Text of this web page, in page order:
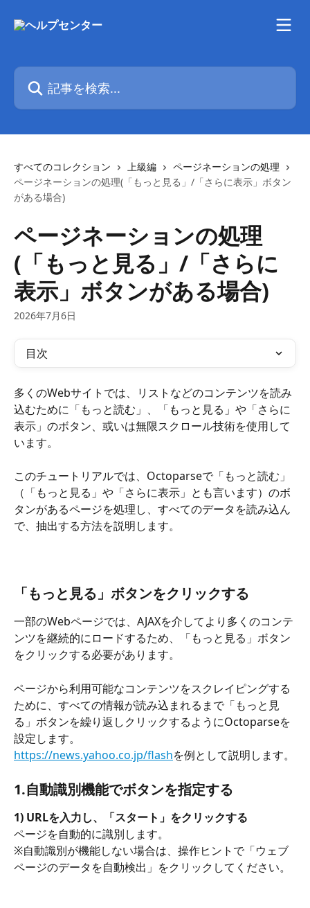
記事を検索...
すべてのコレクション 上級編
ページネーションの処理
ページネーションの処理(「もっと見る」/「さらに表示」ボタン
がある場合)
ページネーションの処理
(「もっと見る」/「さらに
表示」ボタンがある場合)
2026年7月6日
目次
多くのWebサイトでは、リストなどのコンテンツを読み
込むために「もっと読む」、「もっと見る」や「さらに
表示」のボタン、或いは無限スクロール技術を使用して
います。
このチュートリアルでは、Octoparseで「もっと読む」
（「もっと見る」や「さらに表示」とも言います）のボ
タンがあるページを処理し、すべてのデータを読み込ん
で、抽出する方法を説明します。
「もっと見る」ボタンをクリックする
一部のWebページでは、AJAXを介してより多くのコンテ
ンツを継続的にロードするため、「もっと見る」ボタン
をクリックする必要があります。
ページから利用可能なコンテンツをスクレイピングする
ために、すべての情報が読み込まれるまで「もっと見
る」ボタンを繰り返しクリックするようにOctoparseを
設定します。
https://news.yahoo.co.jp/flashを例として説明します。
1.自動識別機能でボタンを指定する
1) URLを入力し、「スタート」をクリックする
ページを自動的に識別します。
※自動識別が機能しない場合は、操作ヒントで「ウェブ
ページのデータを自動検出」をクリックしてください。